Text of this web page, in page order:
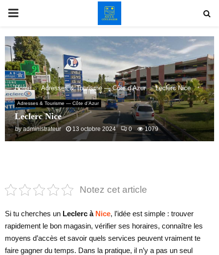
PRIMARY
MENU
Home Adresses & Tourisme — Côte d’Azur Leclerc Nice
Adresses & Tourisme — Côte d’Azur
Leclerc Nice
byadministrateur 13 octobre 2024 0 1079
Notez cet article
Si tu cherches un Leclerc à Nice, l’idée est simple : trouver
rapidement le bon magasin, vérifier ses horaires, connaître les
moyens d’accès et savoir quels services peuvent vraiment te
faire gagner du temps. Dans la pratique, il n’y a pas un seul